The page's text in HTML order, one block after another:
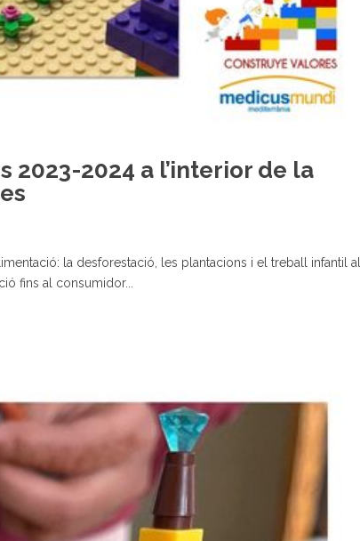
2023-2024 a l’interior de la
la desforestació, les plantacions i el treball infantil al
fins al consumidor...